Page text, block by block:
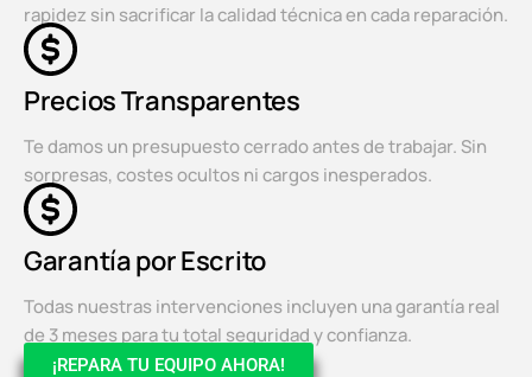
rapidez sin sacrificar la calidad técnica en cada reparación.
Precios Transparentes
Te damos un presupuesto cerrado antes de trabajar. Sin
sorpresas, costes ocultos ni cargos inesperados.
Garantía por Escrito
Todas nuestras intervenciones incluyen una garantía real
de 3 meses para tu total seguridad y confianza.
¡REPARA TU EQUIPO AHORA!